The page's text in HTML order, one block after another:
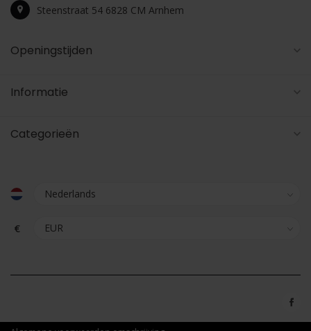
Steenstraat 54 6828 CM Arnhem
Openingstijden
Informatie
Categorieën
€